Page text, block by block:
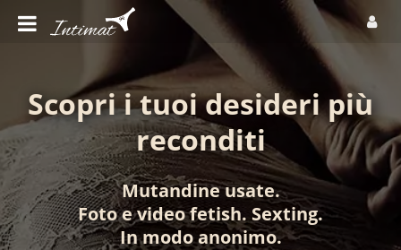
Scopri i tuoi desideri più
reconditi
Mutandine usate.
Fotoevideo fetish. Sexting.
In modo anonimo.